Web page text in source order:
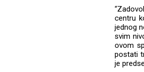
centru
jednog
svim
ovom
postati
je